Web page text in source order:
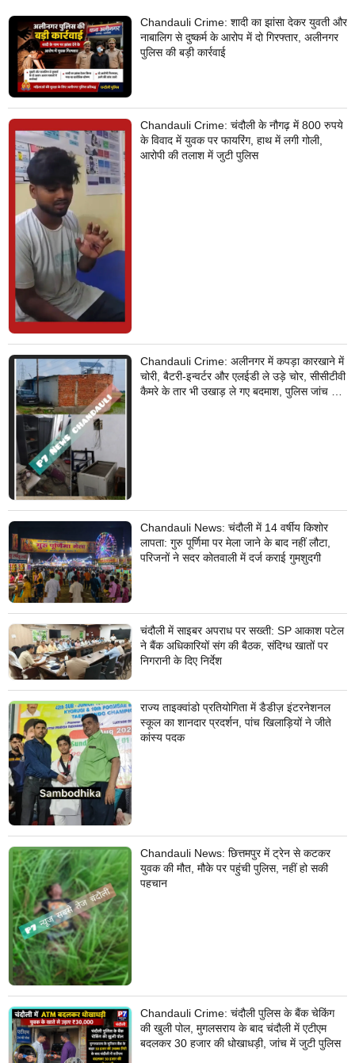
Chandauli Crime: शादी का झांसा देकर युवती और
नाबालिग से दुष्कर्म के आरोप में दो गिरफ्तार, अलीनगर
पुलिस की बड़ी कार्रवाई
Chandauli Crime: चंदौली के नौगढ़ में 800 रुपये
के विवाद में युवक पर फायरिंग, हाथ में लगी गोली,
आरोपी की तलाश में जुटी पुलिस
Chandauli Crime: अलीनगर में कपड़ा कारखाने में
चोरी, बैटरी-इन्वर्टर और एलईडी ले उड़े चोर, सीसीटीवी
कैमरे के तार भी उखाड़ ले गए बदमाश, पुलिस जांच में
Chandauli News: चंदौली में 14 वर्षीय किशोर
लापता: गुरु पूर्णिमा पर मेला जाने के बाद नहीं लौटा,
परिजनों ने सदर कोतवाली में दर्ज कराई गुमशुदगी
चंदौली में साइबर अपराध पर सख्ती: SP आकाश पटेल
ने बैंक अधिकारियों संग की बैठक, संदिग्ध खातों पर
निगरानी के दिए निर्देश
राज्य ताइक्वांडो प्रतियोगिता में डैडीज़ इंटरनेशनल
स्कूल का शानदार प्रदर्शन, पांच खिलाड़ियों ने जीते
कांस्य पदक
Chandauli News: छित्तमपुर में ट्रेन से कटकर
युवक की मौत, मौके पर पहुंची पुलिस, नहीं हो सकी
पहचान
Chandauli Crime: चंदौली पुलिस के बैंक चेकिंग
की खुली पोल, मुगलसराय के बाद चंदौली में एटीएम
बदलकर 30 हजार की धोखाधड़ी, जांच में जुटी पुलिस